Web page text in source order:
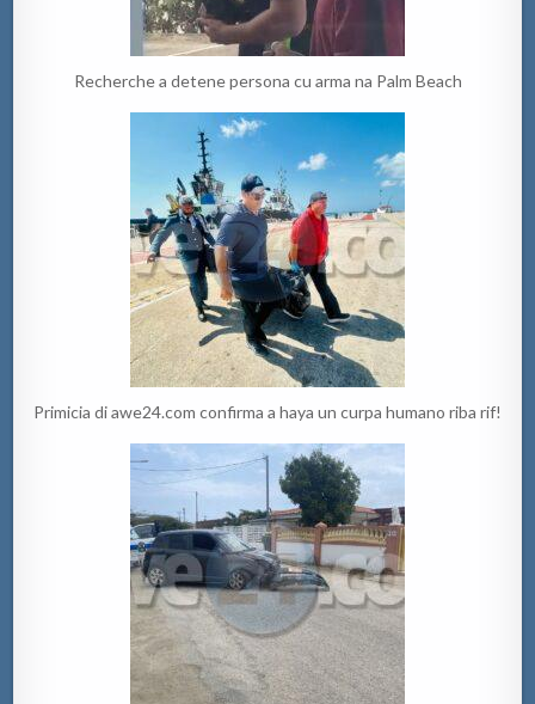
Recherche a detene persona cu arma na Palm Beach
Primicia di awe24.com confirma a haya un curpa humano riba rif!